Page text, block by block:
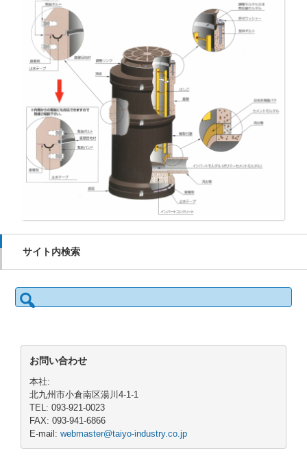
サイト内検索
検
索:
お問い合わせ
本社:
北九州市小倉南区湯川4-1-1
TEL: 093-921-0023
FAX: 093-941-6866
E-mail: webmaster@taiyo-industry.co.jp